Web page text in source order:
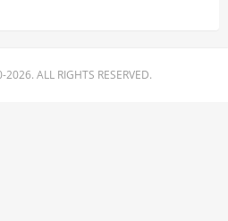
ALL RIGHTS RESERVED.